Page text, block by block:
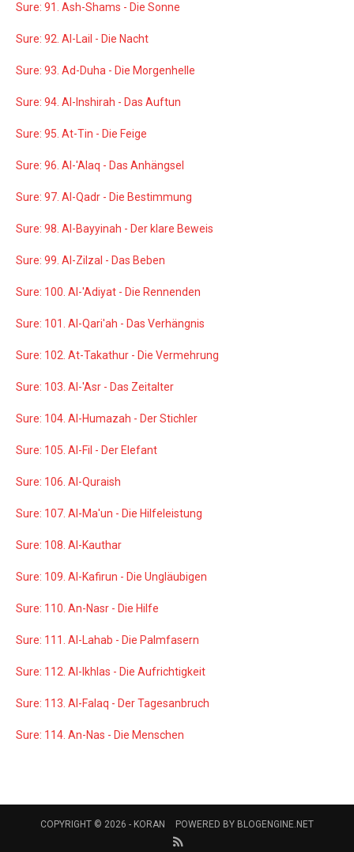
Sure: 91. Ash-Shams - Die Sonne
Sure: 92. Al-Lail - Die Nacht
Sure: 93. Ad-Duha - Die Morgenhelle
Sure: 94. Al-Inshirah - Das Auftun
Sure: 95. At-Tin - Die Feige
Sure: 96. Al-'Alaq - Das Anhängsel
Sure: 97. Al-Qadr - Die Bestimmung
Sure: 98. Al-Bayyinah - Der klare Beweis
Sure: 99. Al-Zilzal - Das Beben
Sure: 100. Al-'Adiyat - Die Rennenden
Sure: 101. Al-Qari'ah - Das Verhängnis
Sure: 102. At-Takathur - Die Vermehrung
Sure: 103. Al-'Asr - Das Zeitalter
Sure: 104. Al-Humazah - Der Stichler
Sure: 105. Al-Fil - Der Elefant
Sure: 106. Al-Quraish
Sure: 107. Al-Ma'un - Die Hilfeleistung
Sure: 108. Al-Kauthar
Sure: 109. Al-Kafirun - Die Ungläubigen
Sure: 110. An-Nasr - Die Hilfe
Sure: 111. Al-Lahab - Die Palmfasern
Sure: 112. Al-Ikhlas - Die Aufrichtigkeit
Sure: 113. Al-Falaq - Der Tagesanbruch
Sure: 114. An-Nas - Die Menschen
COPYRIGHT © 2026 - KORAN POWERED BY BLOGENGINE.NET